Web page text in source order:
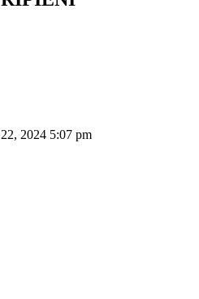
2024 5:07 pm